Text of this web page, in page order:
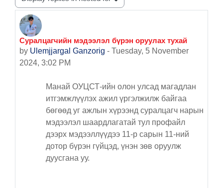
Суралцагчийн мэдээлэл бүрэн оруулах тухай
by Ulemjjargal Ganzorig - Tuesday, 5 November
2024, 3:02 PM
Number of replies: 0
Манай ОУЦСТ-ийн олон улсад магадлан
итгэмжлүүлэх ажил үргэлжилж байгаа
бөгөөд уг ажлын хүрээнд суралцагч нарын
мэдээлэл шаардлагатай тул профайл
дээрх мэдээллүүдээ 11-р сарын 11-ний
дотор бүрэн гүйцэд, үнэн зөв оруулж
дуусгана уу.